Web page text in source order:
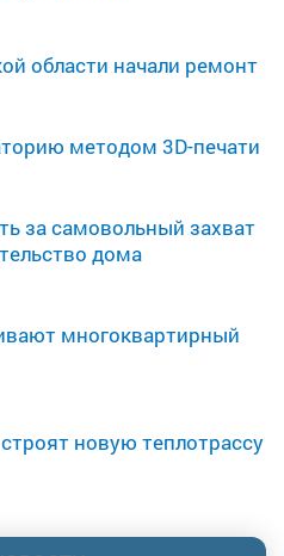
области начали ремонт
методом 3D-печати
за самовольный захват
дома
многоквартирный
новую теплотрассу